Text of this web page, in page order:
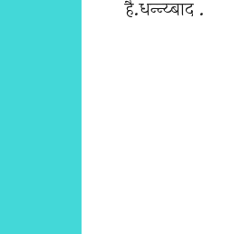
है.धन्न्य्बाद .